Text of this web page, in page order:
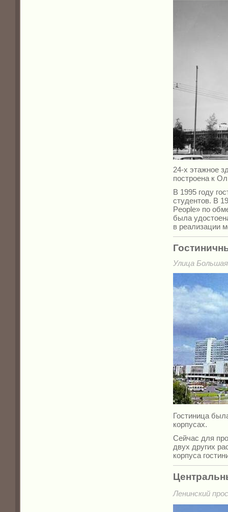
24-х этажное
построена к
В 1995 году
студентов. В
People» по
была
в реализации
Улица
Гостиница
корпусах.
Сейчас для
двух других
корпуса
Ленинский